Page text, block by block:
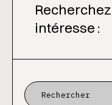
intéresse :